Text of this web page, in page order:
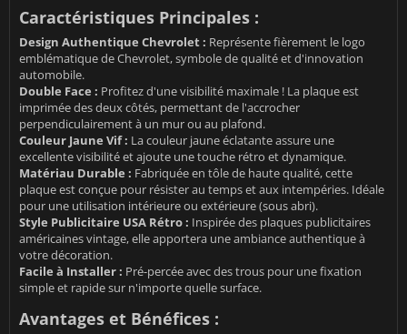
Caractéristiques Principales :
Design Authentique Chevrolet : Représente fièrement le logo
emblématique de Chevrolet, symbole de qualité et d'innovation
automobile.
Double Face : Profitez d'une visibilité maximale ! La plaque est
imprimée des deux côtés, permettant de l'accrocher
perpendiculairement à un mur ou au plafond.
Couleur Jaune Vif : La couleur jaune éclatante assure une
excellente visibilité et ajoute une touche rétro et dynamique.
Matériau Durable : Fabriquée en tôle de haute qualité, cette
plaque est conçue pour résister au temps et aux intempéries. Idéale
pour une utilisation intérieure ou extérieure (sous abri).
Style Publicitaire USA Rétro : Inspirée des plaques publicitaires
américaines vintage, elle apportera une ambiance authentique à
votre décoration.
Facile à Installer : Pré-percée avec des trous pour une fixation
simple et rapide sur n'importe quelle surface.
Avantages et Bénéfices :